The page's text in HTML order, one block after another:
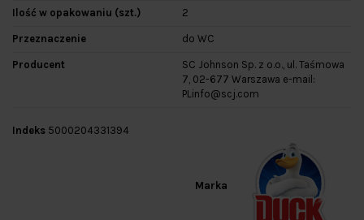
Ilość w opakowaniu (szt.) 2
Przeznaczenie do WC
Producent
SC Johnson Sp. z o.o., ul. Taśmowa
7, 02-677 Warszawa e-mail:
PLinfo@scj.com
Marka
Indeks 5000204331394